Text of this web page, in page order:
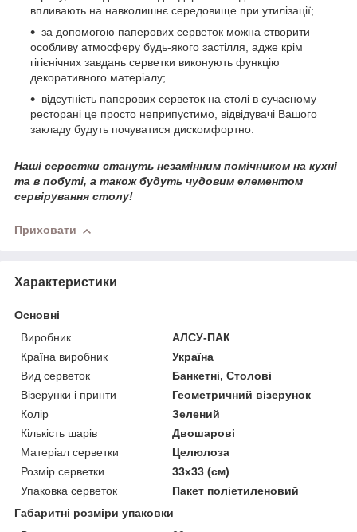
впливають на навколишнє середовище при утилізації;
за допомогою паперових серветок можна створити
особливу атмосферу будь-якого застілля, адже крім
гігієнічних завдань серветки виконують функцію
декоративного матеріалу;
відсутність паперових серветок на столі в сучасному
ресторані це просто неприпустимо, відвідувачі Вашого
закладу будуть почуватися дискомфортно.
Наші серветки стануть незамінним помічником на кухні
та в побуті, а також будуть чудовим елементом
сервірування столу!
Приховати
Характеристики
Основні
Виробник
АЛСУ-ПАК
Країна виробник
Україна
Вид серветок
Банкетні, Столові
Візерунки і принти
Геометричний візерунок
Колір
Зелений
Кількість шарів
Двошарові
Матеріал серветки
Целюлоза
Розмір серветки
33х33 (см)
Упаковка серветок
Пакет поліетиленовий
Габаритні розміри упаковки